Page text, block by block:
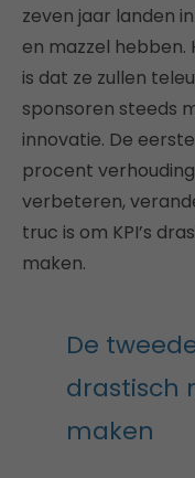
zeven jaar landen
en mazzel
is dat ze zullen
sponsoren steeds
innovatie. De
procent
verbeteren,
truc is om KPI’s
maken.
De
drastisch
maken